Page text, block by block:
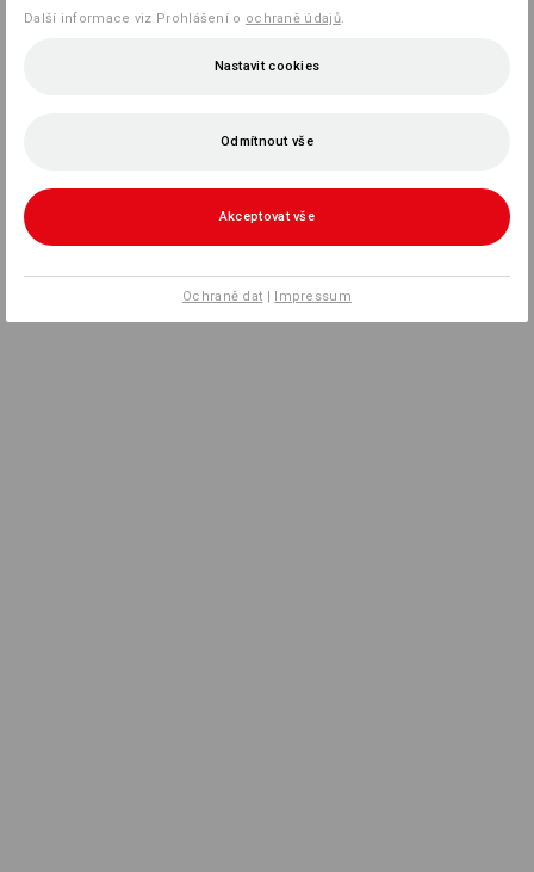
Další informace viz Prohlášení o ochraně údajů.
Nastavit cookies
Odmítnout vše
Akceptovat vše
Ochraně dat | Impressum